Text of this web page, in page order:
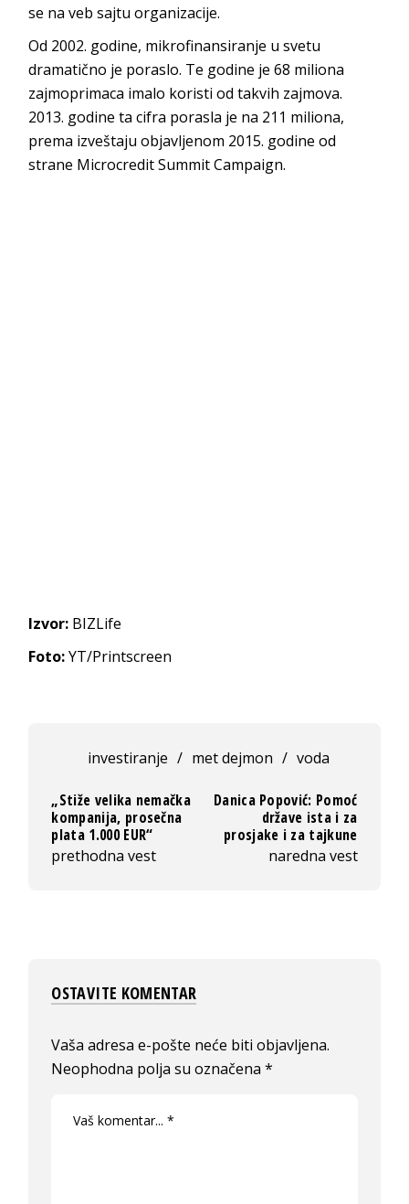
se na veb sajtu organizacije.
Od 2002. godine, mikrofinansiranje u svetu
dramatično je poraslo. Te godine je 68 miliona
zajmoprimaca imalo koristi od takvih zajmova.
2013. godine ta cifra porasla je na 211 miliona,
prema izveštaju objavljenom 2015. godine od
strane Microcredit Summit Campaign.
Izvor: BIZLife
Foto:YT/Printscreen
investiranje / met dejmon / voda
„Stiže velika nemačka
kompanija, prosečna
plata 1.000 EUR“
prethodna vest
Danica Popović: Pomoć
države ista i za
prosjake i za tajkune
naredna vest
OSTAVITE KOMENTAR
Vaša adresa e-pošte neće biti objavljena.
Neophodna polja su označena*